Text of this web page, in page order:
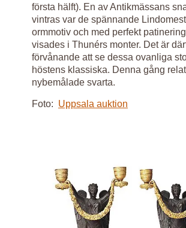
första hälft). En av Antikmässans
vintras var de spännande
ormmotiv och med perfekt
visades i Thunérs monter. Det är
förvånande att se dessa ovanliga
höstens klassiska. Denna gång
nybemålade svarta.
Foto: Uppsala auktion